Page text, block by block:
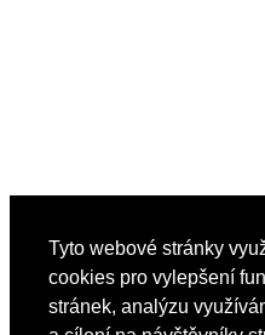
Tyto webové stránky
cookies pro vylepšení
stránek, analýzu